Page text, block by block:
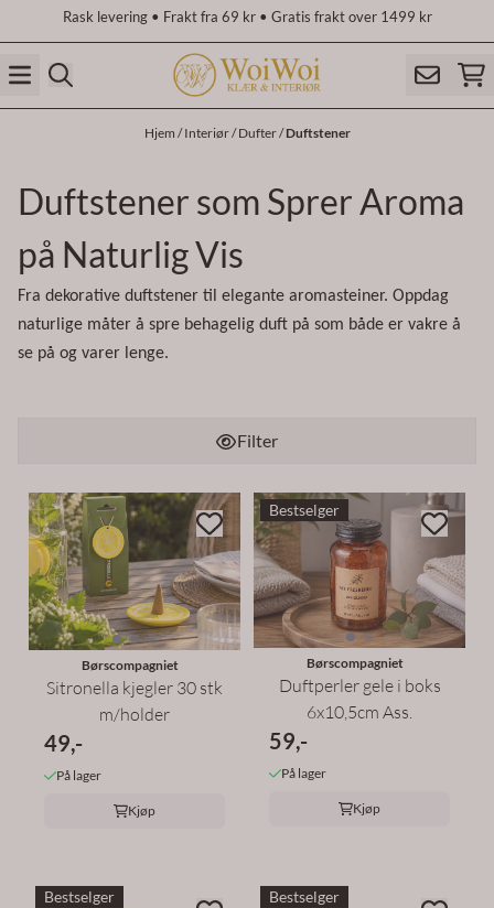
Hopp til innholdRask levering • Frakt fra 69 kr • Gratis frakt over 1499 kr
Hjem /Interiør/Dufter/Duftstener
Duftstener som Sprer Aroma
på Naturlig Vis
Fra dekorative duftstener til elegante aromasteiner. Oppdag
naturlige måter å spre behagelig duft på som både er vakre å
se på og varer lenge.
Filter
Børscompagniet
Sitronella kjegler 30 stk
m/holder
49,-
På lager
Kjøp
Bestselger
Børscompagniet
Duftperler gele i boks
6x10,5cm Ass.
59,-
På lager
Kjøp
Bestselger Bestselger